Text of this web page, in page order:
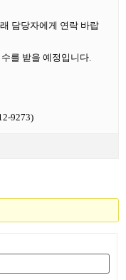
담당자에게 연락 바랍
를 받을 예정입니다.
9273)